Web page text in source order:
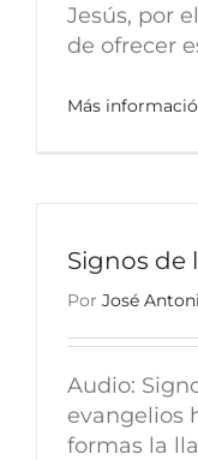
Jesús, por
de ofrecer
Más
Signos de
Por José
Audio:
evangelios
formas la